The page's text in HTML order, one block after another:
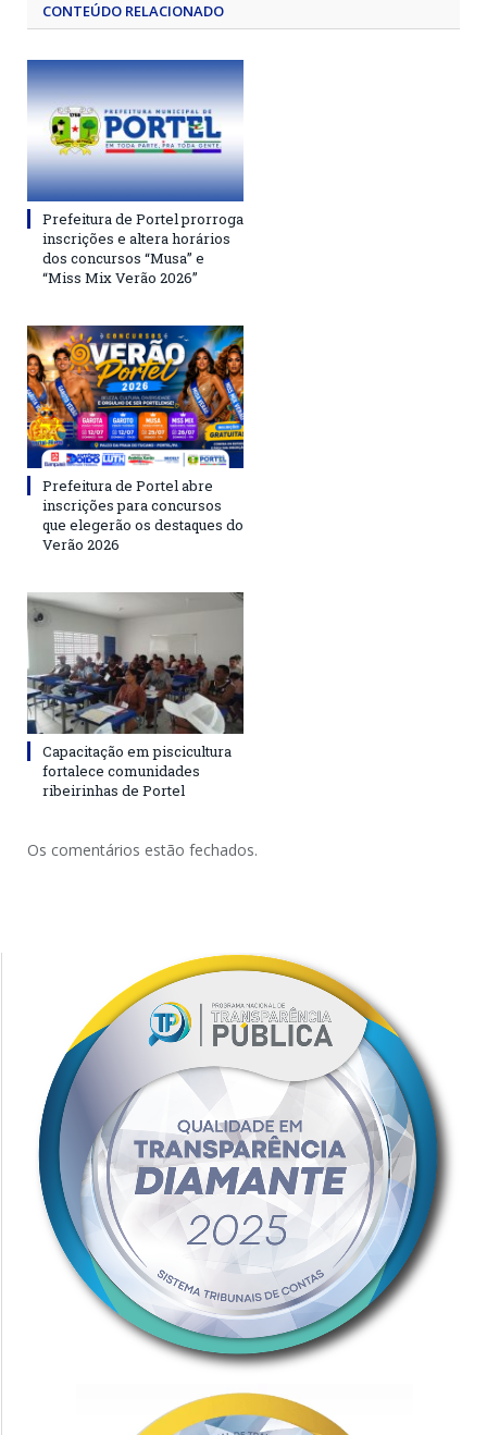
CONTEÚDO RELACIONADO
Prefeitura de Portel prorroga
inscrições e altera horários
dos concursos “Musa” e
“Miss Mix Verão 2026”
Prefeitura de Portel abre
inscrições para concursos
que elegerão os destaques do
Verão 2026
Capacitação em piscicultura
fortalece comunidades
ribeirinhas de Portel
Os comentários estão fechados.